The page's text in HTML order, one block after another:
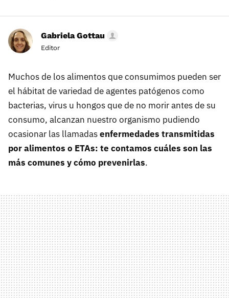
Gabriela Gottau
Editor
Muchos de los alimentos que consumimos pueden ser
el hábitat de variedad de agentes patógenos como
bacterias, virus u hongos que de no morir antes de su
consumo, alcanzan nuestro organismo pudiendo
ocasionar las llamadasenfermedades transmitidas
por alimentos o ETAs: te contamos cuáles son las
más comunes y cómo prevenirlas.